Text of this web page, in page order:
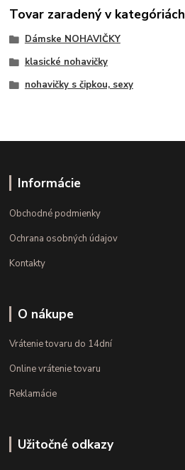
Tovar zaradený v kategóriách
Dámske NOHAVIČKY
klasické nohavičky
nohavičky s čipkou, sexy
Informácie
Obchodné podmienky
Ochrana osobných údajov
Kontakty
O nákupe
Vrátenie tovaru do 14dní
Online vrátenie tovaru
Reklamácie
Užitočné odkazy